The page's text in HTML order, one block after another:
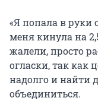
«Я попала в
меня кинула на
жалели, просто
огласки, так как
надолго и найти
объединиться.